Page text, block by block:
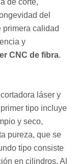
de corte,
del
primera calidad
y
CNC de fibra.
láser y
tipo incluye
y seco,
pureza, que se
tipo consiste
en cilindros. Al